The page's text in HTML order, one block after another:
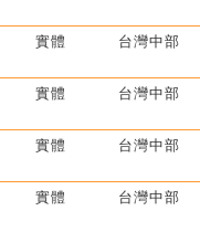
實體 台灣中部
實體 台灣中部
實體 台灣中部
實體 台灣中部